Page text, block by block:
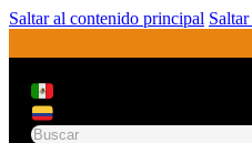
Saltar al contenido principal
Buscar